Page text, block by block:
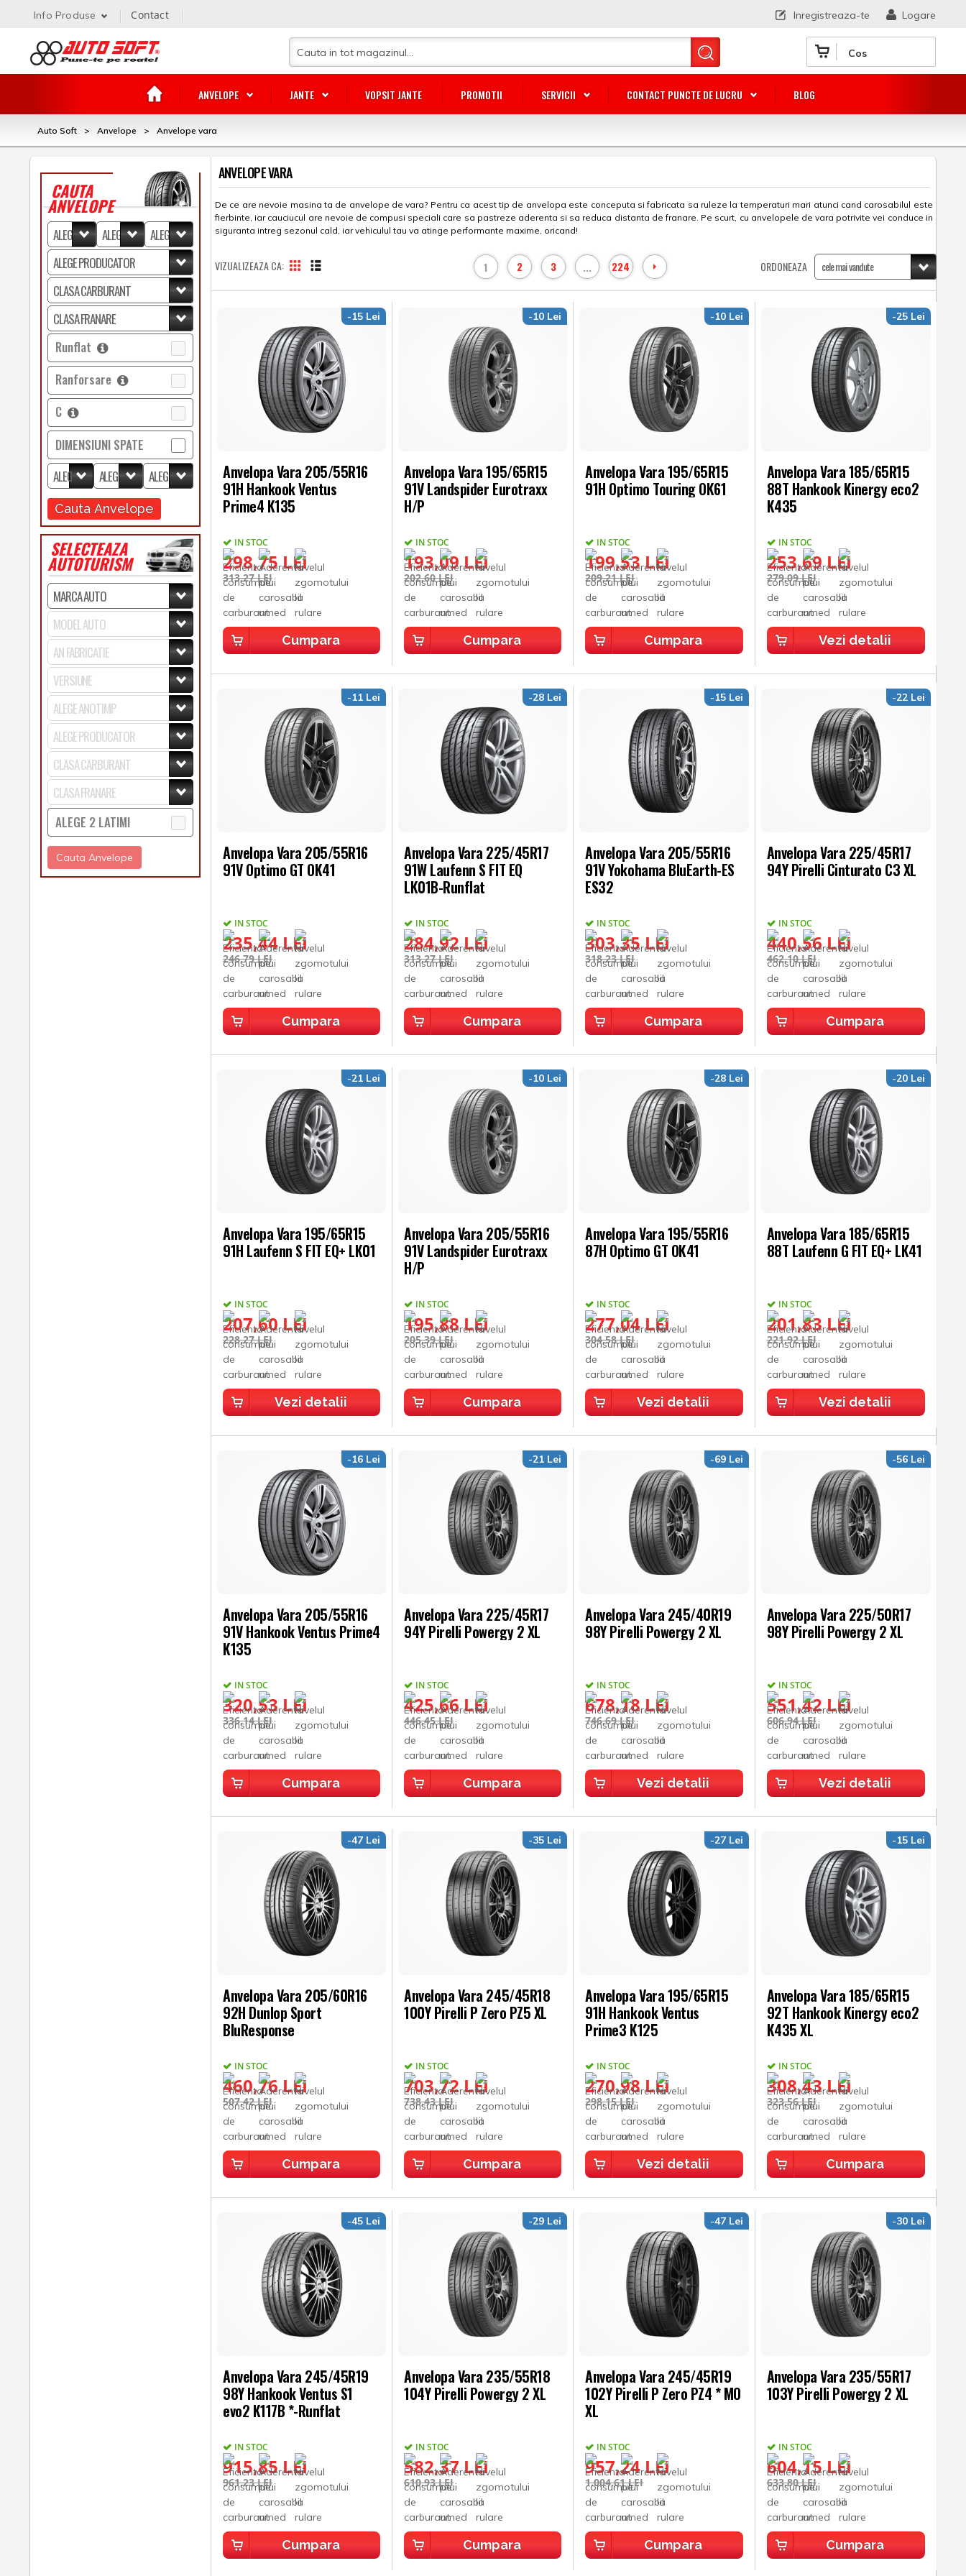
Cos
ANVELOPE JANTE VOPSIT JANTE PROMOTII SERVICII CONTACT PUNCTE DE LUCRU BLOG
Logare
Inregistreaza-te
Info Produse Contact
Auto Soft > Anvelope > Anvelope vara
CAUTA
ANVELOPE
Runflat
Ranforsare
C
DIMENSIUNI SPATE
Cauta Anvelope
SELECTEAZA
AUTOTURISM
ALEGE 2 LATIMI
Cauta Anvelope
ANVELOPE VARA
De ce are nevoie masina ta de anvelope de vara? Pentru ca acest tip de anvelopa este conceputa si fabricata sa ruleze la temperaturi mari atunci cand carosabilul este
fierbinte, iar cauciucul are nevoie de compusi speciali care sa pastreze aderenta si sa reduca distanta de franare. Pe scurt, cu anvelopele de vara potrivite vei conduce in
siguranta intreg sezonul cald, iar vehiculul tau va atinge performante maxime, oricand!
VIZUALIZEAZA CA ORDONEAZA
1 2 3 ... 224
Anvelopa Vara 205/55R16
91H Hankook Ventus
Prime4 K135
IN STOC
298,75 LEI
-15 Lei
313,27 LEI
Cumpara
Anvelopa Vara 195/65R15
91V Landspider Eurotraxx
H/P
IN STOC
193,09 LEI
-10 Lei
202,60 LEI
Cumpara
Anvelopa Vara 195/65R15
91H Optimo Touring OK61
IN STOC
199,53 LEI
-10 Lei
209,21 LEI
Cumpara
Anvelopa Vara 185/65R15
88T Hankook Kinergy eco2
K435
IN STOC
253,69 LEI
-25 Lei
279,09 LEI
Vezi detalii
Anvelopa Vara 205/55R16
91V Optimo GT OK41
IN STOC
235,44 LEI
-11 Lei
246,79 LEI
Cumpara
Anvelopa Vara 225/45R17
91W Laufenn S FIT EQ
LK01B-Runflat
IN STOC
284,92 LEI
-28 Lei
313,27 LEI
Cumpara
Anvelopa Vara 205/55R16
91V Yokohama BluEarth-ES
ES32
IN STOC
303,35 LEI
-15 Lei
318,23 LEI
Cumpara
Anvelopa Vara 225/45R17
94Y Pirelli Cinturato C3 XL
IN STOC
440,56 LEI
-22 Lei
462,10 LEI
Cumpara
Anvelopa Vara 195/65R15
91H Laufenn S FIT EQ+ LK01
IN STOC
207,60 LEI
-21 Lei
228,27 LEI
Vezi detalii
Anvelopa Vara 205/55R16
91V Landspider Eurotraxx
H/P
IN STOC
195,88 LEI
-10 Lei
205,39 LEI
Cumpara
Anvelopa Vara 195/55R16
87H Optimo GT OK41
IN STOC
277,04 LEI
-28 Lei
304,58 LEI
Vezi detalii
Anvelopa Vara 185/65R15
88T Laufenn G FIT EQ+ LK41
IN STOC
201,83 LEI
-20 Lei
221,92 LEI
Vezi detalii
Anvelopa Vara 205/55R16
91V Hankook Ventus Prime4
K135
IN STOC
320,53 LEI
-16 Lei
336,14 LEI
Cumpara
Anvelopa Vara 225/45R17
94Y Pirelli Powergy 2 XL
IN STOC
425,66 LEI
-21 Lei
446,45 LEI
Cumpara
Anvelopa Vara 245/40R19
98Y Pirelli Powergy 2 XL
IN STOC
678,18 LEI
-69 Lei
746,69 LEI
Vezi detalii
Anvelopa Vara 225/50R17
98Y Pirelli Powergy 2 XL
IN STOC
551,42 LEI
-56 Lei
606,94 LEI
Vezi detalii
Anvelopa Vara 205/60R16
92H Dunlop Sport
BluResponse
IN STOC
460,76 LEI
-47 Lei
507,42 LEI
Cumpara
Anvelopa Vara 245/45R18
100Y Pirelli P Zero PZ5 XL
IN STOC
703,72 LEI
-35 Lei
738,43 LEI
Cumpara
Anvelopa Vara 195/65R15
91H Hankook Ventus
Prime3 K125
IN STOC
270,98 LEI
-27 Lei
298,15 LEI
Vezi detalii
Anvelopa Vara 185/65R15
92T Hankook Kinergy eco2
K435 XL
IN STOC
308,43 LEI
-15 Lei
323,56 LEI
Cumpara
Anvelopa Vara 245/45R19
98Y Hankook Ventus S1
evo2 K117B *-Runflat
IN STOC
915,85 LEI
-45 Lei
961,23 LEI
Cumpara
Anvelopa Vara 235/55R18
104Y Pirelli Powergy 2 XL
IN STOC
582,37 LEI
-29 Lei
610,93 LEI
Cumpara
Anvelopa Vara 245/45R19
102Y Pirelli P Zero PZ4 * MO
XL
IN STOC
957,24 LEI
-47 Lei
1.004,61 LEI
Cumpara
Anvelopa Vara 235/55R17
103Y Pirelli Powergy 2 XL
IN STOC
604,15 LEI
-30 Lei
633,80 LEI
Cumpara